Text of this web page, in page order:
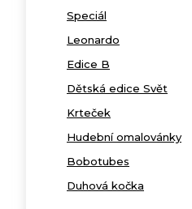
Speciál
Leonardo
Edice B
Dětská edice Svět
Krteček
Hudební omalovánky
Bobotubes
Duhová kočka